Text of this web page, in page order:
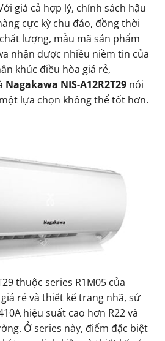
giá cả hợp lý, chính sách hậu
cực kỳ chu đáo, đồng thời
lượng, mẫu mã sản phẩm
nhận được nhiều niềm tin của
khúc điều hòa giá rẻ,
Nagakawa NIS-A12R2T29 nói
lựa chọn không thể tốt hơn.
thuộc series R1M05 của
rẻ và thiết kế trang nhã, sử
hiệu suất cao hơn R22 và
Ở series này, điểm đặc biệt